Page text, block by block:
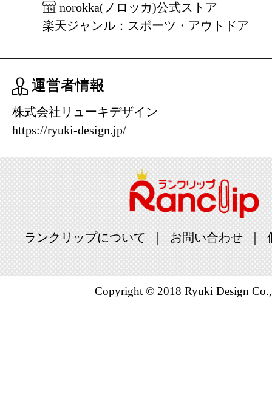
norokka(ノロッカ)公式ストア
楽天ジャンル：スポーツ・アウトドア
運営者情報
株式会社リューキデザイン
https://ryuki-design.jp/
ランクリップについて お問い合わせ
Copyright © 2018 Ryuki Design